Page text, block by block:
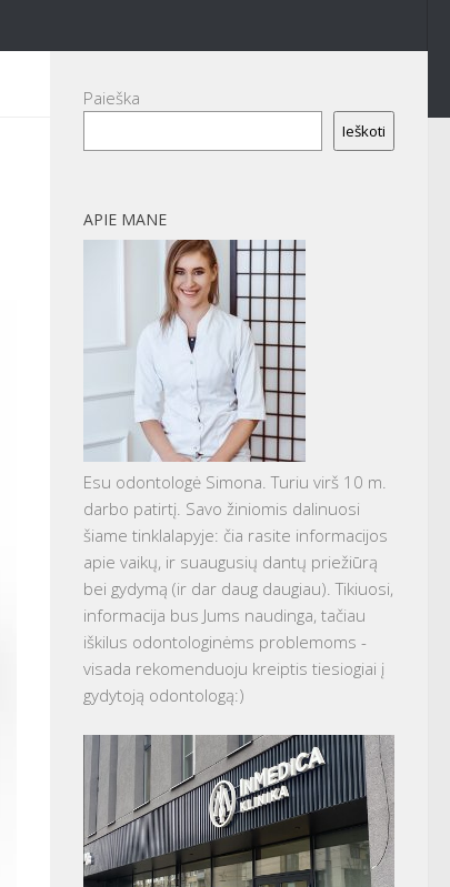
Paieška
Ieškoti
APIE MANE
Esu odontologė Simona. Turiu virš 10 m.
darbo patirtį. Savo žiniomis dalinuosi
šiame tinklalapyje: čia rasite informacijos
apie vaikų, ir suaugusių dantų priežiūrą
bei gydymą (ir dar daug daugiau). Tikiuosi,
informacija bus Jums naudinga, tačiau
iškilus odontologinėms problemoms -
visada rekomenduoju kreiptis tiesiogiai į
gydytoją odontologą:)